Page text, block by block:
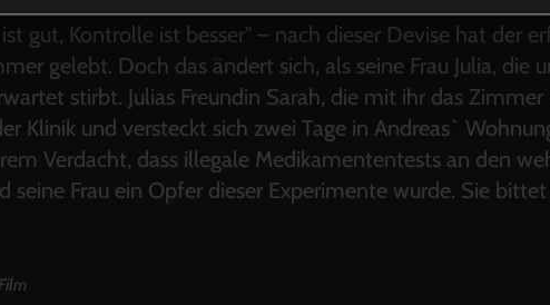
ist gut, Kontrolle ist besser" – nach dieser Devise hat der
gelebt. Doch das ändert sich, als seine Frau Julia, die
stirbt. Julias Freundin Sarah, die mit ihr das
Klinik und versteckt sich zwei Tage in Andreas`
Verdacht, dass illegale Medikamententests an den
seine Frau ein Opfer dieser Experimente wurde. Sie